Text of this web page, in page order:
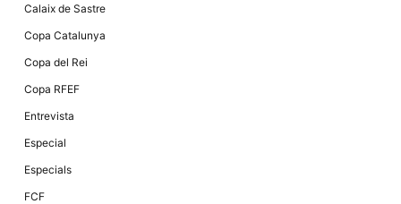
Calaix de Sastre
Copa Catalunya
Copa del Rei
Copa RFEF
Entrevista
Especial
Especials
FCF